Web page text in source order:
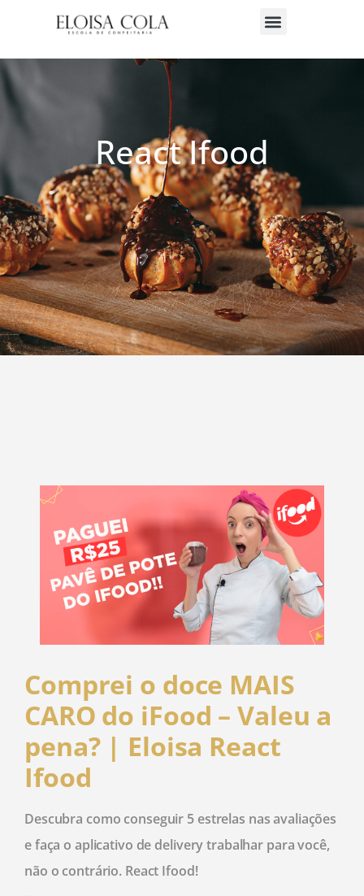
React Ifood
Comprei o doce MAIS
CARO do iFood – Valeu a
pena? | Eloisa React
Ifood
Descubra como conseguir 5 estrelas nas avaliações
e faça o aplicativo de delivery trabalhar para você,
não o contrário. React Ifood!